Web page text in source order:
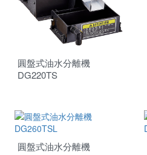
直流系列
落地型
投入式模組
單點熔接
塑膠熔接黏合
金屬埋植咬合
SEIKO運動器材代工
分離式脫菜機
商用系列
圓盤式油水分離機
DG220TS
圓盤式油水分離機